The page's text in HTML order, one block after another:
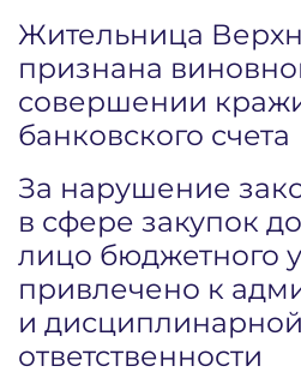
Жительница
признана
совершении
банковского счета
За нарушение
в сфере закупок
лицо бюджетного
привлечено к
и дисциплинарной
ответственности